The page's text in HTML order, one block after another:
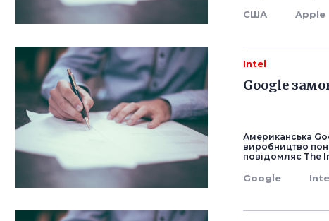
США Apple
Intel
Google
Американська
виробництво
повідомляє The
Google